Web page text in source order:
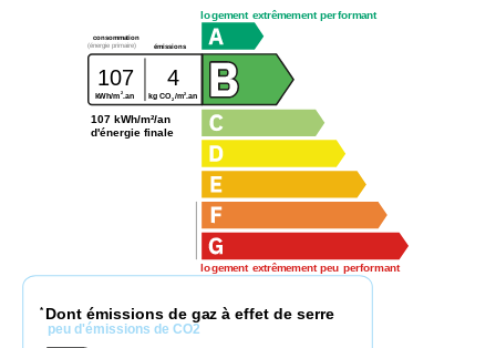
logement extrêmement performant
logement extrêmement peu performant
consommation
émissions
(énergie primaire)
107 4
kWh/m 2.an kg CO2/m2.an
107 kWh/m²/an
d'énergie finale
* Dont émissions de gaz à effet de serre
peu d'émissions de CO2